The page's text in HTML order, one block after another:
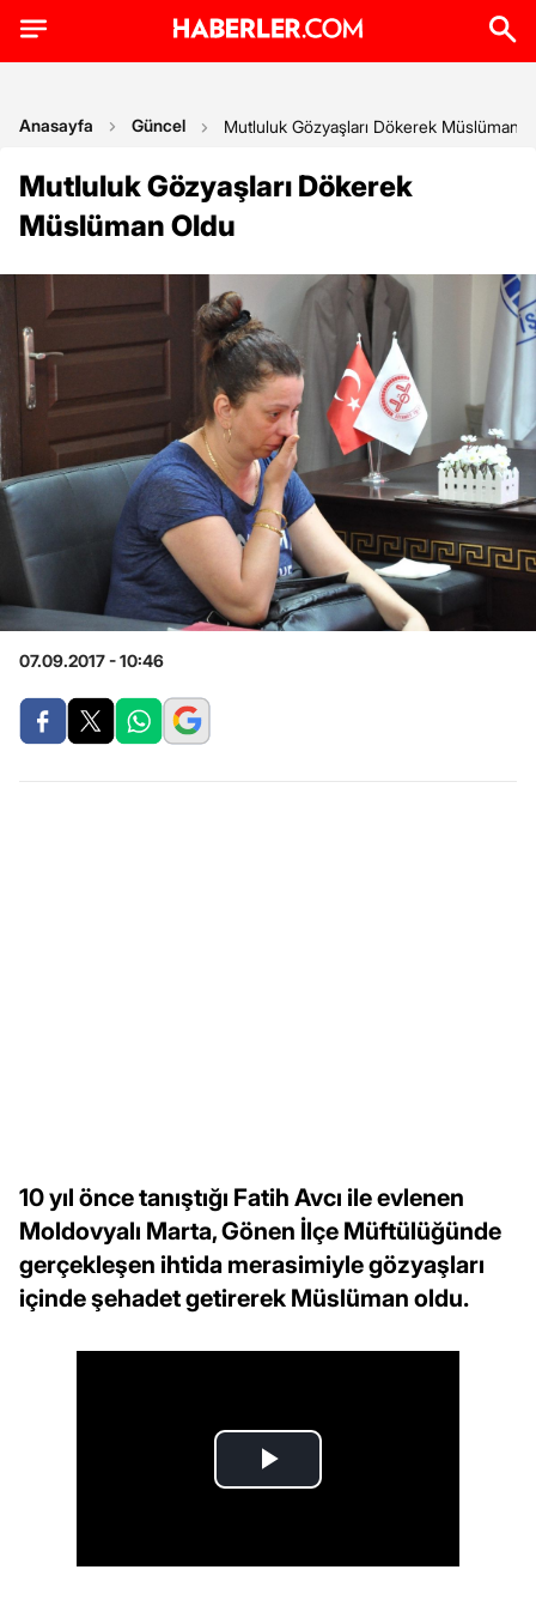
Anasayfa Güncel Mutluluk Gözyaşları Dökerek Müslüman
Mutluluk Gözyaşları Dökerek
Müslüman Oldu
07.09.2017 - 10:46
10 yıl önce tanıştığı Fatih Avcı ile evlenen
Moldovyalı Marta, Gönen İlçe Müftülüğünde
gerçekleşen ihtida merasimiyle gözyaşları
içinde şehadet getirerek Müslüman oldu.